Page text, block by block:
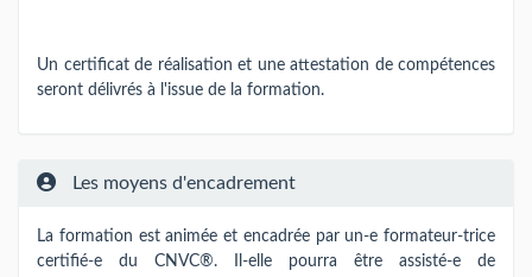
Un certificat de réalisation et une attestation de compétences
seront délivrés à l'issue de la formation.
Les moyens d'encadrement
La formation est animée et encadrée par un-e formateur-trice
certifié-e du CNVC®. Il-elle pourra être assisté-e de